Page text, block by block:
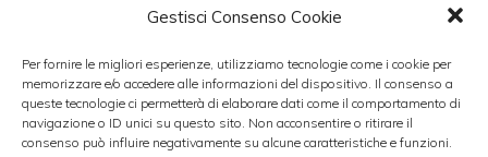
Gestisci Consenso Cookie
Per fornire le migliori esperienze, utilizziamo tecnologie come i cookie per
memorizzare e/o accedere alle informazioni del dispositivo. Il consenso a
queste tecnologie ci permetterà di elaborare dati come il comportamento di
navigazione o ID unici su questo sito. Non acconsentire o ritirare il
consenso può influire negativamente su alcune caratteristiche e funzioni.
prima di manipolare il riso. Fate delle
polpettine, allungatene la forma sul palmo
della mano e compattate delicatamente.
Adagiate una fettina di pesce sopra la